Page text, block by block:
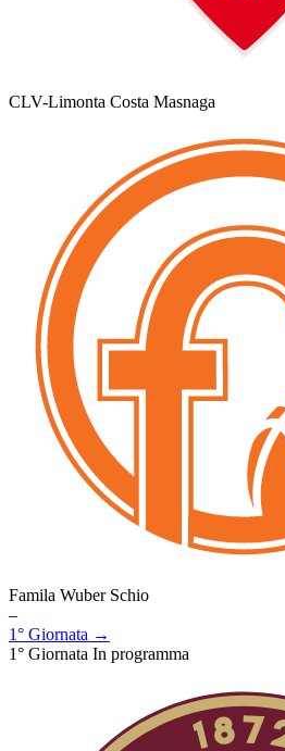
CLV-Limonta Costa Masnaga
Famila Wuber Schio
–
1° Giornata →
1° Giornata In programma